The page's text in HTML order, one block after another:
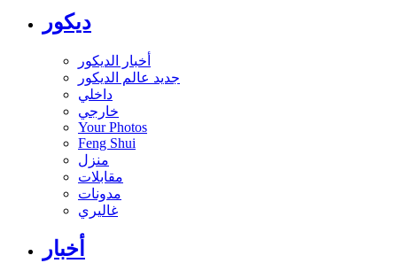
ديكور
أخبار الديكور
جديد عالم الديكور
داخلي
خارجي
Your Photos
Feng Shui
منزل
مقابلات
مدونات
غاليري
أخبار